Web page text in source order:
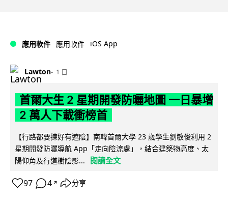
應用軟件 應用軟件 iOS App
Lawton 1 日
首爾大生 2 星期開發防曬地圖 一日暴增
2 萬人下載衝榜首
【行路都要揀好有遮陰】南韓首爾大學 23 歲學生劉敏俊利用 2
星期開發防曬導航 App「走向陰涼處」，結合建築物高度、太
陽仰角及行道樹陰影...
閱讀全文
97 4 ↗ 分享